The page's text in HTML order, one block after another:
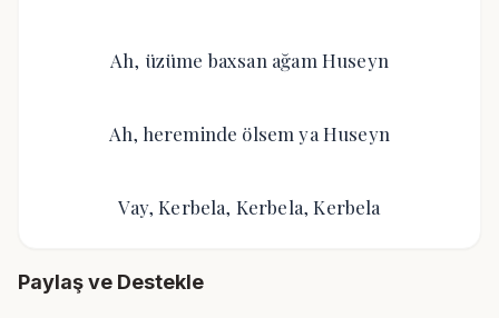
Ah, üzüme baxsan ağam Huseyn
Ah, hereminde ölsem ya Huseyn
Vay, Kerbela, Kerbela, Kerbela
Paylaş ve Destekle